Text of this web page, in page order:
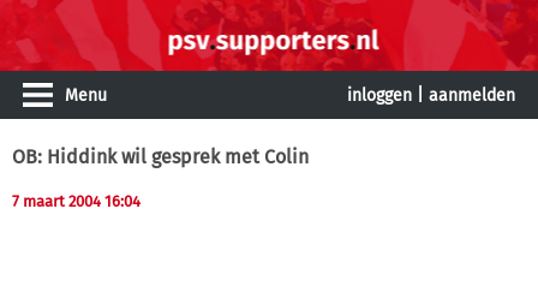
Menu inloggen aanmelden
OB: Hiddink wil gesprek met Colin
7 maart 2004 16:04